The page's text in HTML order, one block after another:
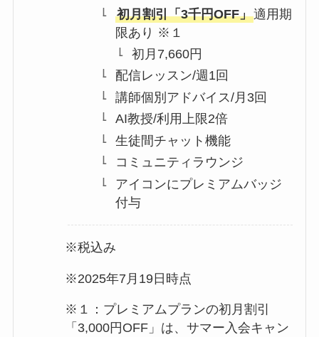
初月割引「3千円OFF」適用期
限あり ※１
初月7,660円
配信レッスン/週1回
講師個別アドバイス/月3回
AI教授/利用上限2倍
生徒間チャット機能
コミュニティラウンジ
アイコンにプレミアムバッジ
付与
※税込み
※2025年7月19日時点
※１：プレミアムプランの初月割引
「3,000円OFF」は、サマー入会キャン